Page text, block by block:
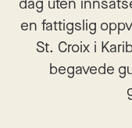
en fattigslig
St. Croix i
begavede